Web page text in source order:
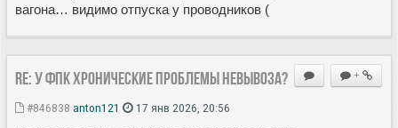
вагона… видимо отпуска у проводников (
+
Re: У ФПК хронические проблемы невывоза?
#846838 anton121 17 янв 2026, 20:56